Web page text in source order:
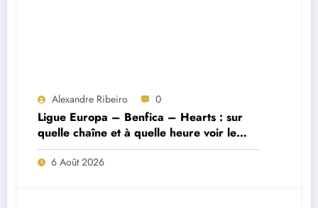
Alexandre Ribeiro 0
Ligue Europa – Benfica – Hearts : sur
quelle chaîne et à quelle heure voir le
match ?
6 Août 2026